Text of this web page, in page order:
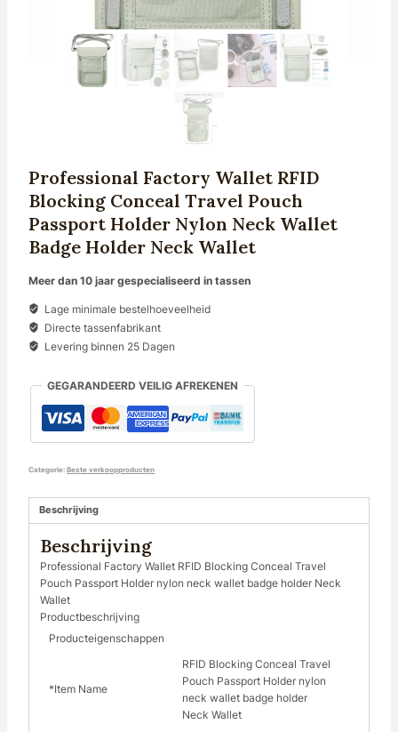
Professional Factory Wallet RFID
Blocking Conceal Travel Pouch
Passport Holder Nylon Neck Wallet
Badge Holder Neck Wallet
Meer dan 10 jaar gespecialiseerd in tassen
Lage minimale bestelhoeveelheid
Directe tassenfabrikant
Levering binnen 25 Dagen
GEGARANDEERD VEILIG AFREKENEN
Categorie: Beste verkoopproducten
Beschrijving
Beschrijving
Professional Factory Wallet RFID Blocking Conceal Travel
Pouch Passport Holder nylon neck wallet badge holder Neck
Wallet
Productbeschrijving
Producteigenschappen
*Item Name
RFID Blocking Conceal Travel
Pouch Passport Holder nylon
neck wallet badge holder
Neck Wallet